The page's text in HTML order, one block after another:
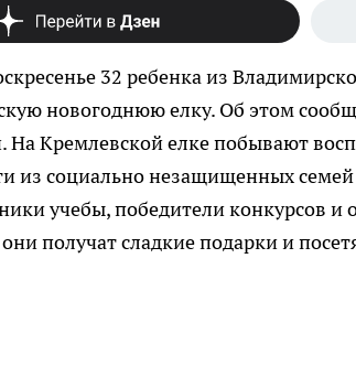
32 ребенка из
новогоднюю елку. Об этом
На Кремлевской елке побывают
из социально незащищенных
учебы, победители конкурсов и
получат сладкие подарки и